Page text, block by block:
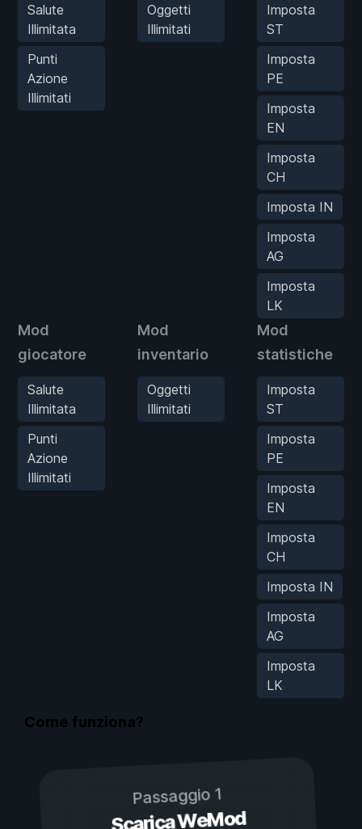
Salute
Illimitata
Punti
Azione
Illimitati
Oggetti
Illimitati
Imposta
ST
Imposta
PE
Imposta
EN
Imposta
CH
Imposta IN
Imposta
AG
Imposta
LK
Mod
giocatore
Salute
Illimitata
Punti
Azione
Illimitati
Mod
inventario
Oggetti
Illimitati
Mod
statistiche
Imposta
ST
Imposta
PE
Imposta
EN
Imposta
CH
Imposta IN
Imposta
AG
Imposta
LK
Come funziona?
Passaggio 1
Scarica WeMod